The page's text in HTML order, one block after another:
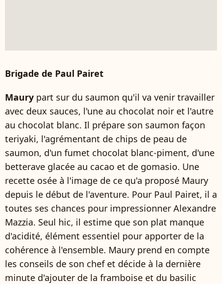
Brigade de Paul Pairet
Maury part sur du saumon qu'il va venir travailler
avec deux sauces, l'une au chocolat noir et l'autre
au chocolat blanc. Il prépare son saumon façon
teriyaki, l'agrémentant de chips de peau de
saumon, d'un fumet chocolat blanc-piment, d'une
betterave glacée au cacao et de gomasio. Une
recette osée à l'image de ce qu'a proposé Maury
depuis le début de l'aventure. Pour Paul Pairet, il a
toutes ses chances pour impressionner Alexandre
Mazzia. Seul hic, il estime que son plat manque
d'acidité, élément essentiel pour apporter de la
cohérence à l'ensemble. Maury prend en compte
les conseils de son chef et décide à la dernière
minute d'ajouter de la framboise et du basilic